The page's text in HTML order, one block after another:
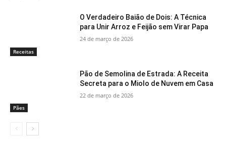
Receitas
O Verdadeiro Baião de Dois: A Técnica
para Unir Arroz e Feijão sem Virar Papa
24 de março de 2026
Pães
Pão de Semolina de Estrada: A Receita
Secreta para o Miolo de Nuvem em Casa
22 de março de 2026